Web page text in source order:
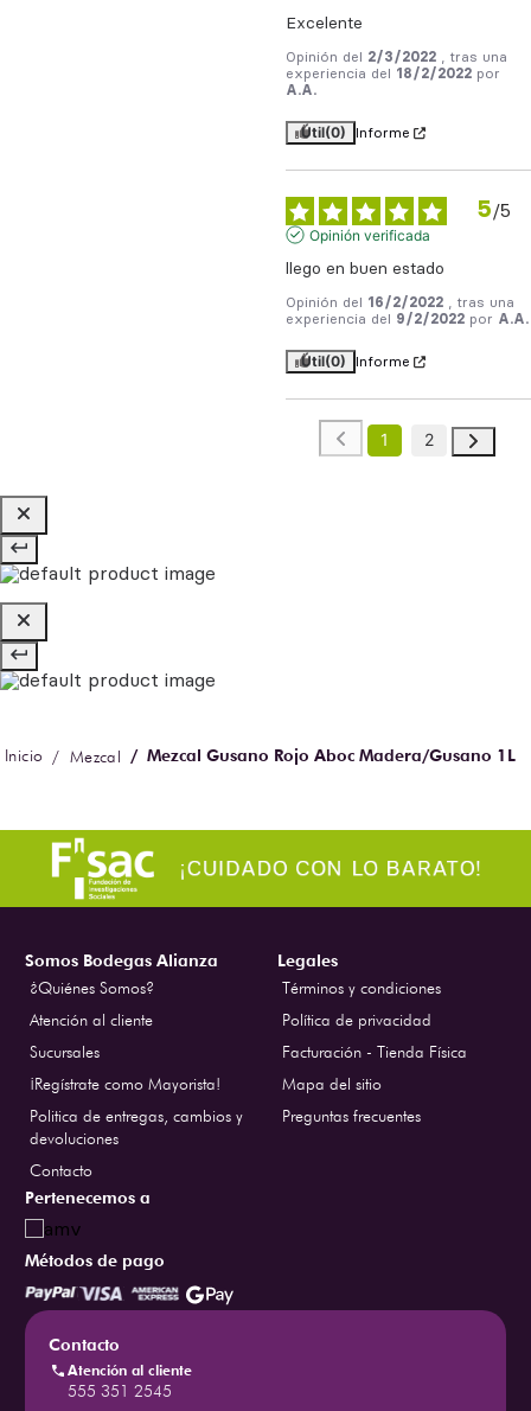
Excelente
Opinión del 2/3/2022
, tras una
experiencia del
18/2/2022 por
A.A.
Útil(0) Informe
5/5
Opinión verificada
llego en buen estado
Opinión del 16/2/2022
, tras una
experiencia del
9/2/2022 por A.A.
Útil(0) Informe
1 2
Mezcal Mezcal Gusano Rojo Aboc Madera/Gusano 1L
Somos Bodegas Alianza
¿Quiénes Somos?
Atención al cliente
Sucursales
¡Regístrate como Mayorista!
Politica de entregas, cambios y
devoluciones
Contacto
Legales
Términos y condiciones
Política de privacidad
Facturación - Tienda Física
Mapa del sitio
Preguntas frecuentes
Pertenecemos a
Métodos de pago
Contacto
Atención al cliente
555 351 2545